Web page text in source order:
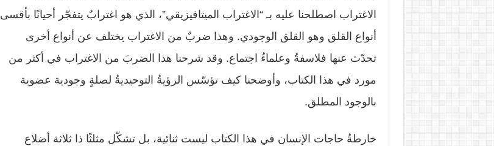
الاغتراب اصطلحنا عليه بـ “الاغتراب الميتافيزيقي”، الذي هو اغترابٌ يتفجّر أحيانًا بأقسى
أنواع القلق وهو القلق الوجودي. وهذا ضربٌ من الاغتراب يختلف عن أنواع أخرى
تحدّث عنها فلاسفةُ وعلماءُ اجتماع. وقد شرحنا هذا الضربَ من الاغتراب في أكثر من
مورد في هذا الكتاب، وأوضحنا كيف تؤسّس الرؤيةُ التوحيديةُ لصلةٍ وجودية عضوية
بالوجود المطلق.
خارطةُ حاجات الإنسان في هذا الكتاب ليست ثنائية، بل تشكّل مثلثًا ذا ثلاثة أضلاع